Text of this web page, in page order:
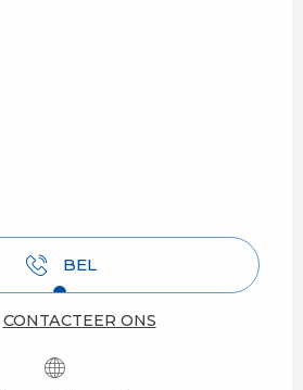
BEL
CONTACTEER ONS